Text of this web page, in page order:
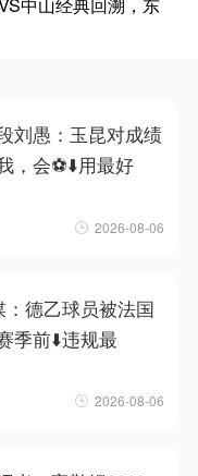
中山经典回溯，东
刘愚：玉昆对成绩
，会⚽⬇️用最好
2026-08-06
德乙球员被法国
季前⬇️违规最
2026-08-06